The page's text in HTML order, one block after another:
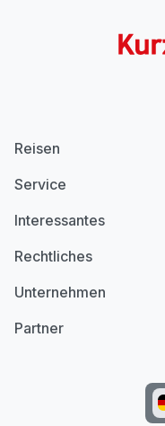
Reisen
Service
Interessantes
Rechtliches
Unternehmen
Partner